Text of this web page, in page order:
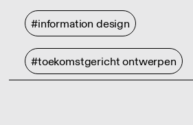
#information design
#toekomstgericht ontwerpen